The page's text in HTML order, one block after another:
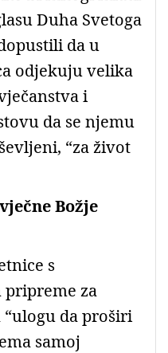
Duha Svetoga
da u
odjekuju velika
i
da se njemu
“za život
Božje
s
za
da proširi
samoj